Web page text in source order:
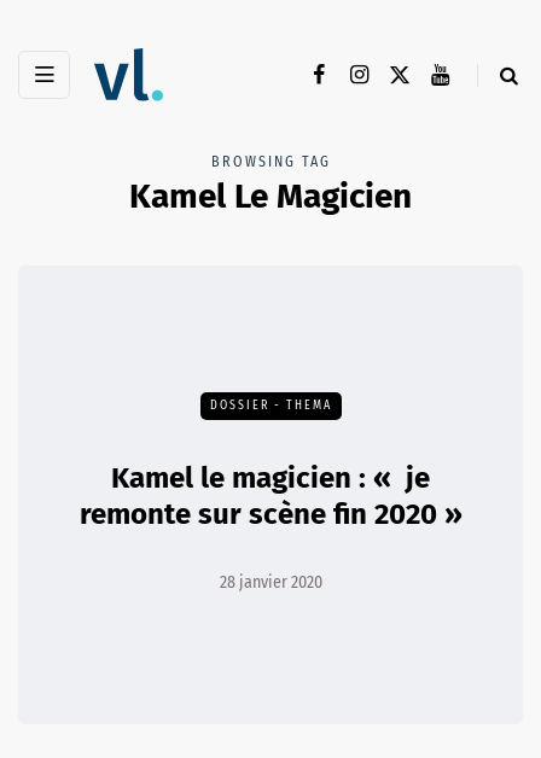
BROWSING TAG
Kamel Le Magicien
DOSSIER - THEMA
Kamel le magicien : « je
remonte sur scène fin 2020 »
28 janvier 2020